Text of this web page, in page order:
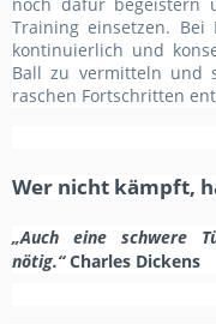
Training einsetzen.
kontinuierlich und
Ball zu vermitteln und
raschen Fortschritten
Wer nicht kämpft,
„Auch eine schwere
nötig.“ Charles Dickens